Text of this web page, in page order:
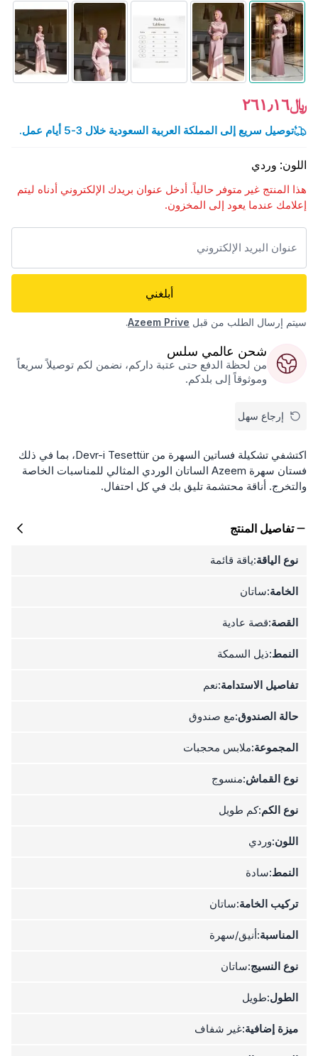
﷼٢٦١٫١٦
توصيل سريع إلى المملكة العربية السعودية خلال 3-5 أيام عمل.
اللون: وردي
هذا المنتج غير متوفر حالياً. أدخل عنوان بريدك الإلكتروني أدناه ليتم
إعلامك عندما يعود إلى المخزون.
أبلغني
سيتم إرسال الطلب من قبل Azeem Prive
.
شحن عالمي سلس
من لحظة الدفع حتى عتبة داركم، نضمن لكم توصيلاً سريعاً
وموثوقاً إلى بلدكم.
إرجاع سهل
اكتشفي تشكيلة فساتين السهرة من Devr-i Tesettür، بما في ذلك
فستان سهرة Azeem الساتان الوردي المثالي للمناسبات الخاصة
والتخرج. أناقة محتشمة تليق بك في كل احتفال.
تفاصيل المنتج
نوع الياقة:ياقة قائمة
الخامة:ساتان
القصة:قصة عادية
النمط:ذيل السمكة
تفاصيل الاستدامة:نعم
حالة الصندوق:مع صندوق
المجموعة:ملابس محجبات
نوع القماش:منسوج
نوع الكم:كم طويل
اللون:وردي
النمط:سادة
تركيب الخامة:ساتان
المناسبة:أنيق/سهرة
نوع النسيج:ساتان
الطول:طويل
ميزة إضافية:غير شفاف